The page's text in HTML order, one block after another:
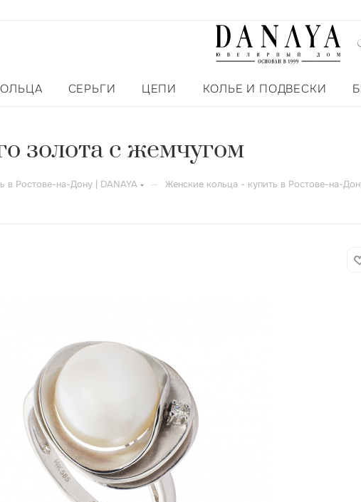
СЕРЬГИ ЦЕПИ КОЛЬЕ И ПОДВЕСКИ
золота с жемчугом
в Ростове-на-Дону | DANAYA — Женские кольца - купить в Ростове-на-